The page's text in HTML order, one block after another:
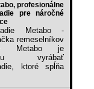
profesionálne
pre náročné
Metabo -
remeselníkov
Metabo je
vyrábať
ktoré spĺňa